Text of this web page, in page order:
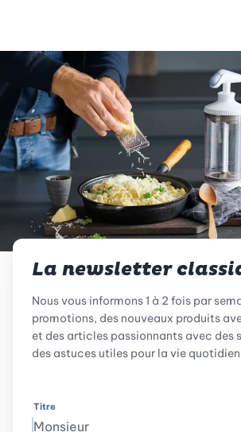
La newsletter
Nous vous informons 1 à 2 fois par
promotions, des nouveaux produits
et des articles passionnants avec des
des astuces utiles pour la vie
Titre
Monsieur